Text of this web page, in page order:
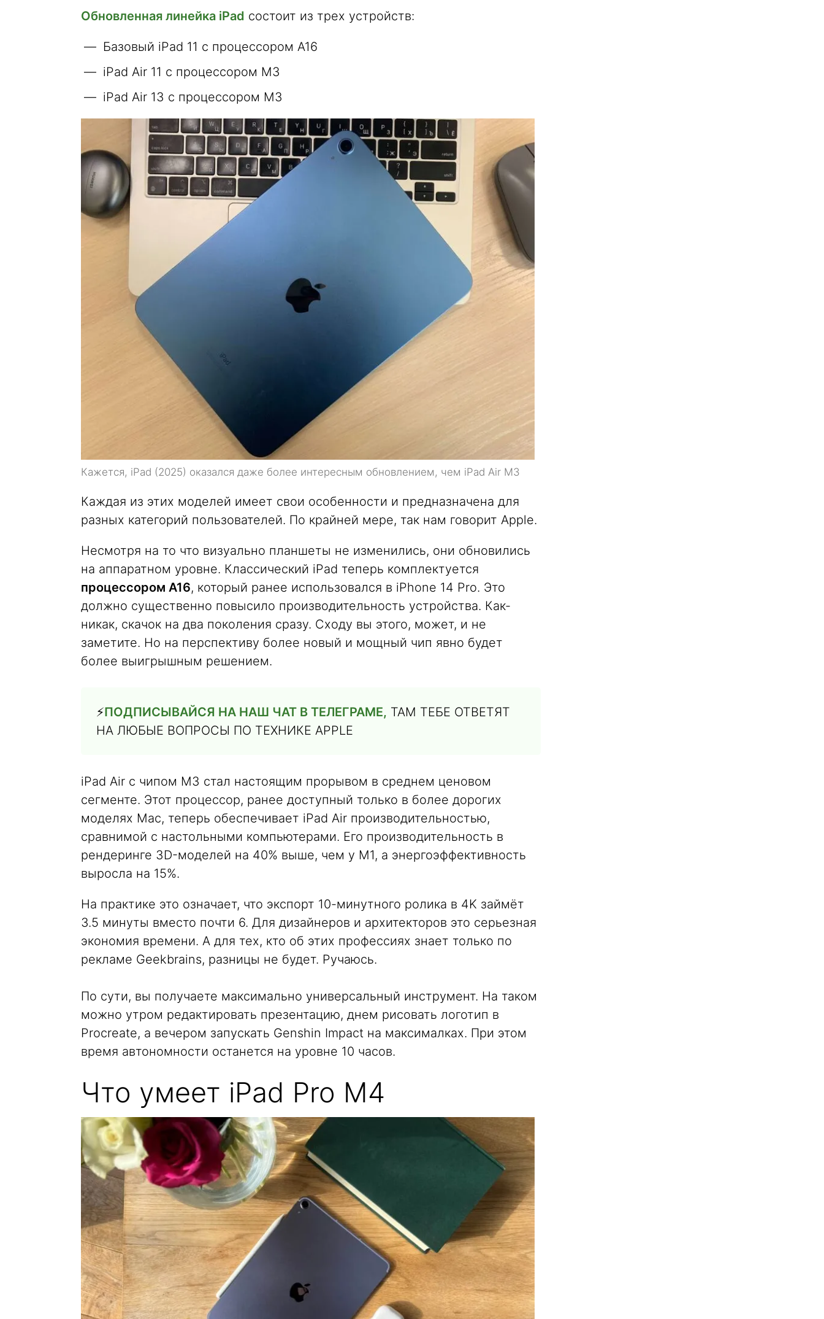
Обновленная линейка iPad состоит из трех устройств:
Базовый iPad 11 с процессором A16
iPad Air 11 с процессором M3
iPad Air 13 с процессором M3
Кажется, iPad (2025) оказался даже более интересным обновлением, чем iPad Air M3
Каждая из этих моделей имеет свои особенности и предназначена для
разных категорий пользователей. По крайней мере, так нам говорит Apple.
Несмотря на то что визуально планшеты не изменились, они обновились
на аппаратном уровне. Классический iPad теперь комплектуется
процессором A16, который ранее использовался в iPhone 14 Pro. Это
должно существенно повысило производительность устройства. Как-
никак, скачок на два поколения сразу. Сходу вы этого, может, и не
заметите. Но на перспективу более новый и мощный чип явно будет
более выигрышным решением.
⚡️ПОДПИСЫВАЙСЯ НА НАШ ЧАТ В ТЕЛЕГРАМЕ, ТАМ ТЕБЕ ОТВЕТЯТ
НА ЛЮБЫЕ ВОПРОСЫ ПО ТЕХНИКЕ APPLE
iPad Air с чипом M3 стал настоящим прорывом в среднем ценовом
сегменте. Этот процессор, ранее доступный только в более дорогих
моделях Mac, теперь обеспечивает iPad Air производительностью,
сравнимой с настольными компьютерами. Его производительность в
рендеринге 3D-моделей на 40% выше, чем у M1, а энергоэффективность
выросла на 15%.
На практике это означает, что экспорт 10-минутного ролика в 4K займёт
3.5 минуты вместо почти 6. Для дизайнеров и архитекторов это серьезная
экономия времени. А для тех, кто об этих профессиях знает только по
рекламе Geekbrains, разницы не будет. Ручаюсь.
По сути, вы получаете максимально универсальный инструмент. На таком
можно утром редактировать презентацию, днем рисовать логотип в
Procreate, а вечером запускать Genshin Impact на максималках. При этом
время автономности останется на уровне 10 часов.
Что умеет iPad Pro M4